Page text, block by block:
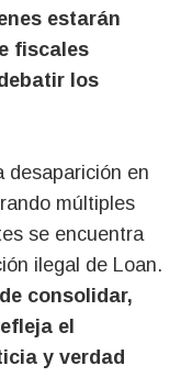
estarán
fiscales
los
desaparición en
múltiples
se encuentra
ilegal de Loan.
consolidar,
el
y verdad